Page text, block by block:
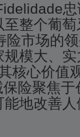
整个葡
险市场的
模大、
核心价值
险聚焦于
地改善人